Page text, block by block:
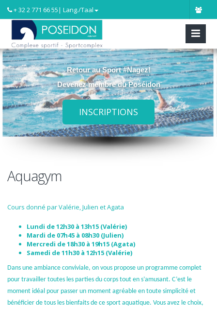
+ 32 2 771 66 55 | Lang./Taal
Retour au Sport #Nagez!
Devenez membre du Poséidon
INSCRIPTIONS
Aquagym
Cours donné par Valérie, Julien et Agata
Lundi de 12h30 à 13h15 (Valérie)
Mardi de 07h45 à 08h30 (Julien)
Mercredi de 18h30 à 19h15 (Agata)
Samedi de 11h30 à 12h15 (Valérie)
Dans une ambiance conviviale, on vous propose un programme complet
pour travailler toutes les parties du corps tout en s’amusant. C’est le
moment idéal pour passer un moment agréable en toute simplicité et
bénéficier de tous les bienfaits de ce sport aquatique. Vous avez le choix,